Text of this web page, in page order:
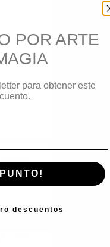
POR ARTE
para obtener este
descuentos